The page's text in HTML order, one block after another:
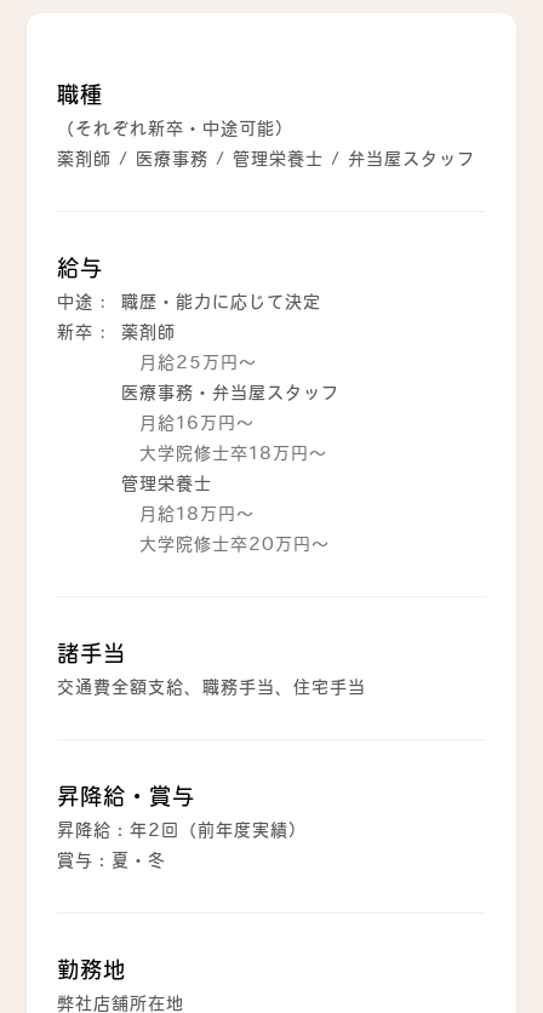
職種
（それぞれ新卒・中途可能）
薬剤師 / 医療事務 / 管理栄養士 / 弁当屋スタッフ
給与
中途 :
職歴・能力に応じて決定
新卒 :
薬剤師
月給25万円〜
医療事務・弁当屋スタッフ
月給16万円〜
大学院修士卒18万円〜
管理栄養士
月給18万円〜
大学院修士卒20万円〜
諸手当
交通費全額支給、職務手当、住宅手当
昇降給・賞与
昇降給：年2回（前年度実績）
賞与：夏・冬
勤務地
弊社店舗所在地